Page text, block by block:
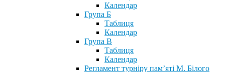
Календар
Група Б
Таблиця
Календар
Група В
Таблиця
Календар
Регламент турніру пам’яті М. Білого